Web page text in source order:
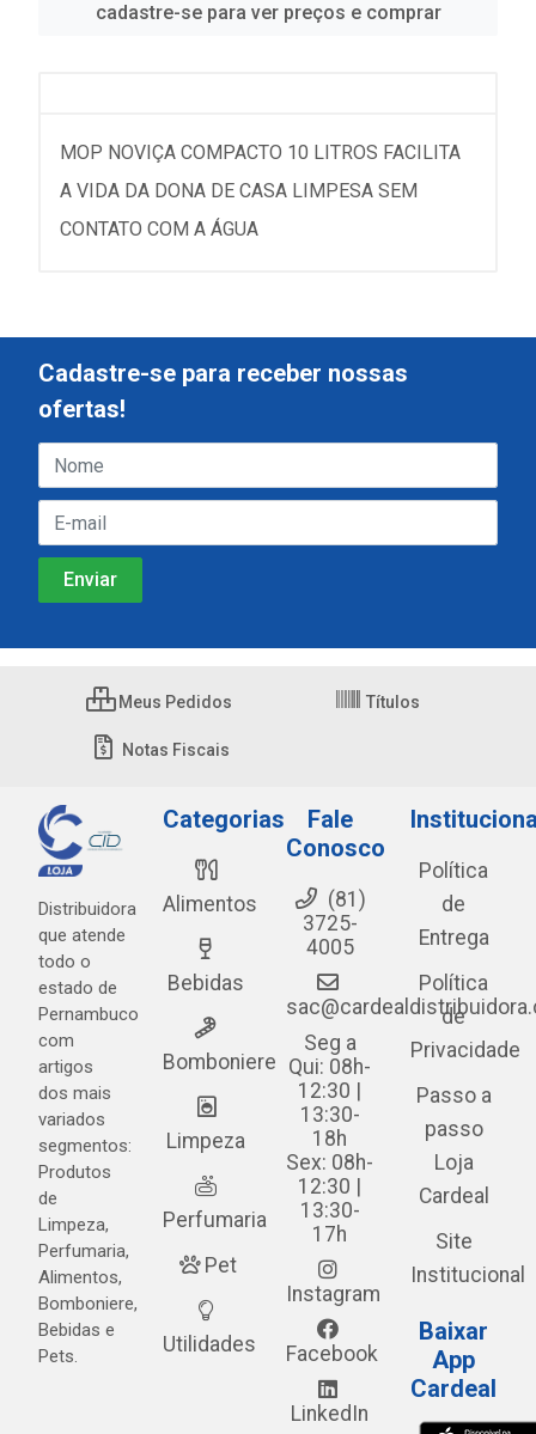
cadastre-se para ver preços e comprar
MOP NOVIÇA COMPACTO 10 LITROS FACILITA
A VIDA DA DONA DE CASA LIMPESA SEM
CONTATO COM A ÁGUA
Cadastre-se para receber nossas
ofertas!
Meus Pedidos Títulos
Notas Fiscais
Distribuidora
que atende
todo o
estado de
Pernambuco
com
artigos
dos mais
variados
segmentos:
Produtos
de
Limpeza,
Perfumaria,
Alimentos,
Bomboniere,
Bebidas e
Pets.
Categorias
Alimentos
Bebidas
Bomboniere
Limpeza
Perfumaria
Pet
Utilidades
Fale
Conosco
(81)
3725-
4005
Seg a
Qui: 08h-
12:30 |
13:30-
18h
Sex: 08h-
12:30 |
13:30-
17h
Instagram
Facebook
LinkedIn
Política
de
Entrega
Política
de
Privacidade
Passo a
passo
Loja
Cardeal
Site
Institucional
Baixar
App
Cardeal